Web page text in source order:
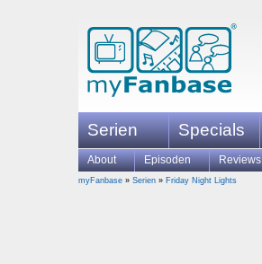
Serien Specials
About Episoden Reviews
myFanbase » Serien » Friday Night Lights